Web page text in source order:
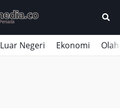
Luar Negeri Ekonomi